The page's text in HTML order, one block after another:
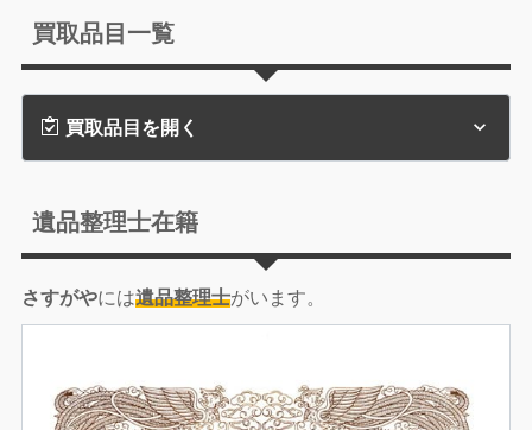
買取品目一覧
買取品目を開く
遺品整理士在籍
さすがやには遺品整理士がいます。